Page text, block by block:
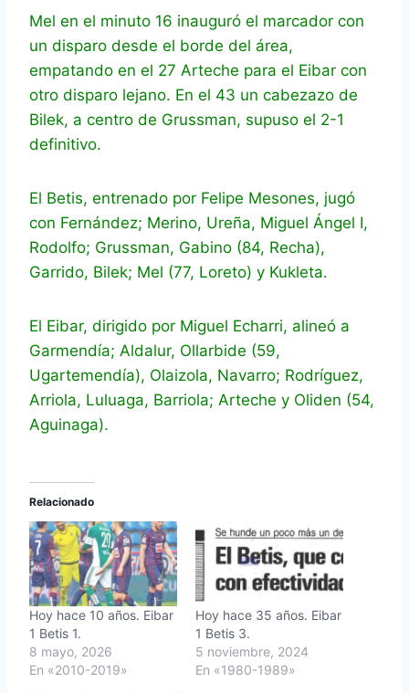
Mel en el minuto 16 inauguró el marcador con
un disparo desde el borde del área,
empatando en el 27 Arteche para el Eibar con
otro disparo lejano. En el 43 un cabezazo de
Bilek, a centro de Grussman, supuso el 2-1
definitivo.
El Betis, entrenado por Felipe Mesones, jugó
con Fernández; Merino, Ureña, Miguel Ángel I,
Rodolfo; Grussman, Gabino (84, Recha),
Garrido, Bilek; Mel (77, Loreto) y Kukleta.
El Eibar, dirigido por Miguel Echarri, alineó a
Garmendía; Aldalur, Ollarbide (59,
Ugartemendía), Olaizola, Navarro; Rodríguez,
Arriola, Luluaga, Barriola; Arteche y Oliden (54,
Aguinaga).
Relacionado
Hoy hace 10 años. Eibar
1 Betis 1.
8 mayo, 2026
En «2010-2019»
Hoy hace 35 años. Eibar
1 Betis 3.
5 noviembre, 2024
En «1980-1989»